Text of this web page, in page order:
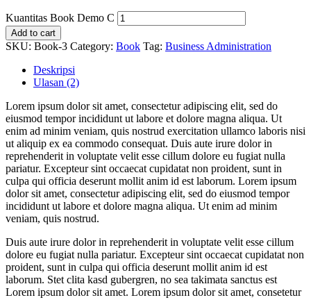
Kuantitas Book Demo C
Add to cart
SKU: Book-3 Category: Book Tag: Business Administration
Deskripsi
Ulasan (2)
Lorem ipsum dolor sit amet, consectetur adipiscing elit, sed do
eiusmod tempor incididunt ut labore et dolore magna aliqua. Ut
enim ad minim veniam, quis nostrud exercitation ullamco laboris nisi
ut aliquip ex ea commodo consequat. Duis aute irure dolor in
reprehenderit in voluptate velit esse cillum dolore eu fugiat nulla
pariatur. Excepteur sint occaecat cupidatat non proident, sunt in
culpa qui officia deserunt mollit anim id est laborum. Lorem ipsum
dolor sit amet, consectetur adipiscing elit, sed do eiusmod tempor
incididunt ut labore et dolore magna aliqua. Ut enim ad minim
veniam, quis nostrud.
Duis aute irure dolor in reprehenderit in voluptate velit esse cillum
dolore eu fugiat nulla pariatur. Excepteur sint occaecat cupidatat non
proident, sunt in culpa qui officia deserunt mollit anim id est
laborum. Stet clita kasd gubergren, no sea takimata sanctus est
Lorem ipsum dolor sit amet. Lorem ipsum dolor sit amet, consetetur